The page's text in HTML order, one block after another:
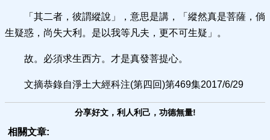
「其二者，彼謂縱說」，意思是講，「縱然真是菩薩，倘
生疑惑，尚失大利。是以我等凡夫，更不可生疑」。
故。必須求生西方。才是真發菩提心。
文摘恭錄自淨土大經科注(第四回)第469集2017/6/29
分享好文，利人利己，功德無量!
相關文章: